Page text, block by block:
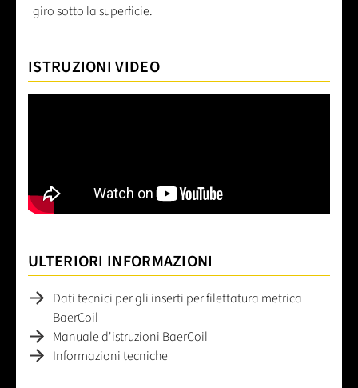
giro sotto la superficie.
ISTRUZIONI VIDEO
ULTERIORI INFORMAZIONI
Dati tecnici per gli inserti per filettatura metrica
BaerCoil
Manuale d'istruzioni BaerCoil
Informazioni tecniche